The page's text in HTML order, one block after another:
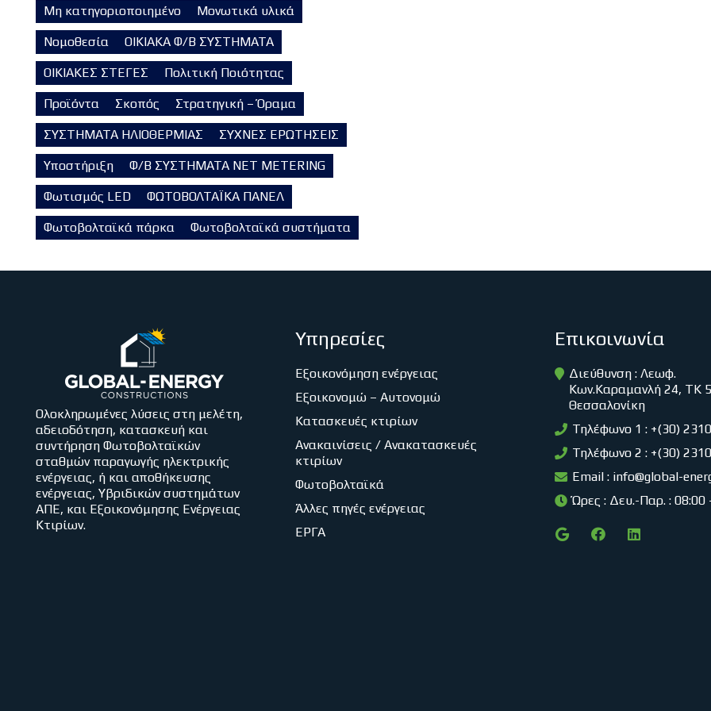
Μη κατηγοριοποιημένο Μονωτικά υλικά
Νομοθεσία ΟΙΚΙΑΚΑ Φ/Β ΣΥΣΤΗΜΑΤΑ
ΟΙΚΙΑΚΕΣ ΣΤΕΓΕΣ Πολιτική Ποιότητας
Προϊόντα Σκοπός Στρατηγική – Όραμα
ΣΥΣΤΗΜΑΤΑ ΗΛΙΟΘΕΡΜΙΑΣ ΣΥΧΝΕΣ ΕΡΩΤΗΣΕΙΣ
Υποστήριξη Φ/Β ΣΥΣΤΗΜΑΤΑ NET METERING
Φωτισμός LED ΦΩΤΟΒΟΛΤΑΪΚΑ ΠΑΝΕΛ
Φωτοβολταϊκά πάρκα Φωτοβολταϊκά συστήματα
Ολοκληρωμένες λύσεις στη μελέτη,
αδειοδότηση, κατασκευή και
συντήρηση Φωτοβολταϊκών
σταθμών παραγωγής ηλεκτρικής
ενέργειας, ή και αποθήκευσης
ενέργειας, Υβριδικών συστημάτων
ΑΠΕ, και Εξοικονόμησης Ενέργειας
Κτιρίων.
Υπηρεσίες
Εξοικονόμηση ενέργειας
Εξοικονομώ – Αυτονομώ
Κατασκευές κτιρίων
Ανακαινίσεις / Ανακατασκευές
κτιρίων
Φωτοβολταϊκά
Άλλες πηγές ενέργειας
ΕΡΓΑ
Επικοινωνία
Διεύθυνση : Λεωφ.
Κων.Καραμανλή 24, ΤΚ
Θεσσαλονίκη
Τηλέφωνο 1 : +(30)
Τηλέφωνο 2 : +(30)
Email : info@global-
Ώρες : Δευ.-Παρ. : 08:00